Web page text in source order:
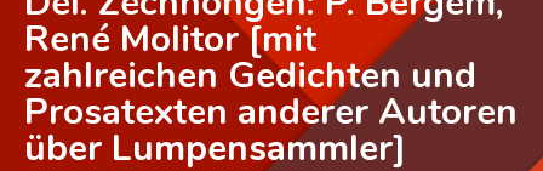
Foire aux questions
CNL
Équipe scientifique
René Molitor [mit
zahlreichen Gedichten und
Prosatexten anderer Autoren
über Lumpensammler]